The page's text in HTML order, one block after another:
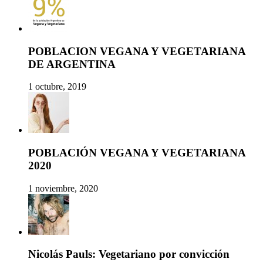
POBLACION VEGANA Y VEGETARIANA
DE ARGENTINA
1 octubre, 2019
POBLACIÓN VEGANA Y VEGETARIANA
2020
1 noviembre, 2020
Nicolás Pauls: Vegetariano por convicción